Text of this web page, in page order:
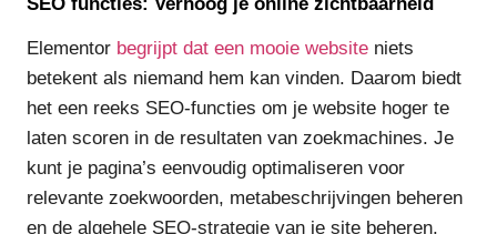
Elementor begrijpt dat een mooie website niets
betekent als niemand hem kan vinden. Daarom biedt
het een reeks SEO-functies om je website hoger te
laten scoren in de resultaten van zoekmachines. Je
kunt je pagina’s eenvoudig optimaliseren voor
relevante zoekwoorden, metabeschrijvingen beheren
en de algehele SEO-strategie van je site beheren.